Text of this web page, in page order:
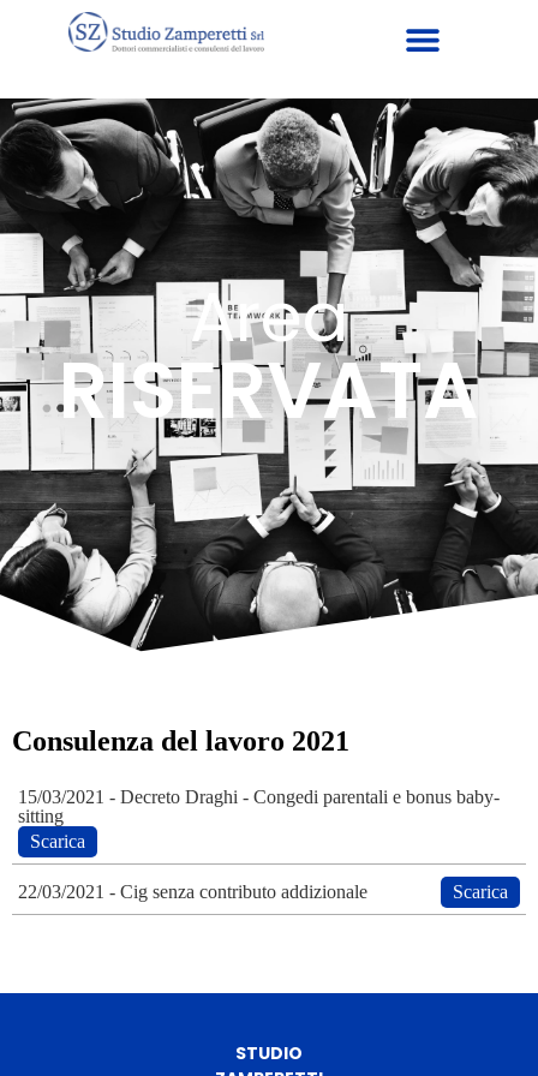
Area
RISERVATA
Consulenza del lavoro 2021
15/03/2021 - Decreto Draghi - Congedi parentali e bonus baby-
sitting
Scarica
22/03/2021 - Cig senza contributo addizionale Scarica
STUDIO